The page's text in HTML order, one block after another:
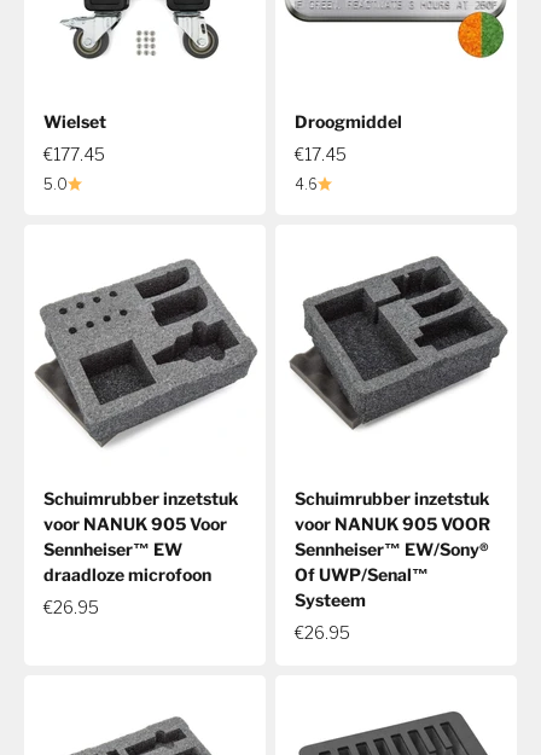
Wielset
€177.45
5.0
Droogmiddel
€17.45
4.6
Schuimrubber inzetstuk
voor NANUK 905 Voor
Sennheiser™ EW
draadloze microfoon
€26.95
Schuimrubber inzetstuk
voor NANUK 905 VOOR
Sennheiser™ EW/Sony®
Of UWP/Senal™
Systeem
€26.95